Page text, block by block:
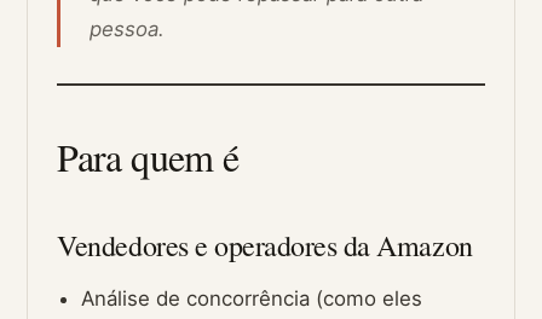
pessoa.
Para quem é
Vendedores e operadores da Amazon
Análise de concorrência (como eles